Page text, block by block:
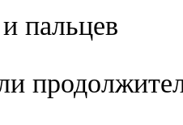
пальцев